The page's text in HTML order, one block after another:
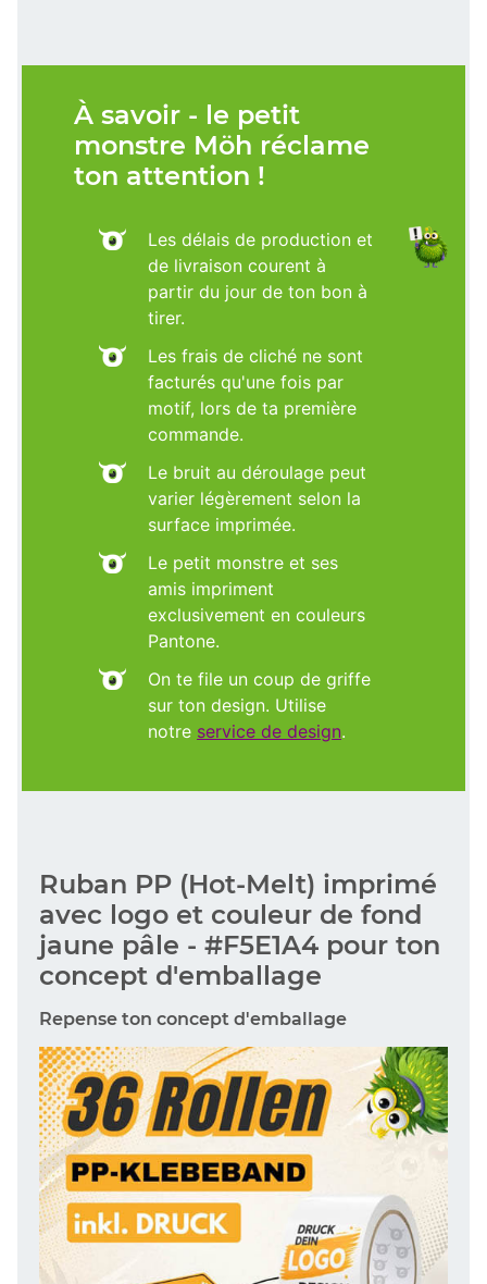
À savoir - le petit
monstre Möh réclame
ton attention !
Les délais de production et
de livraison courent à
partir du jour de ton bon à
tirer.
Les frais de cliché ne sont
facturés qu'une fois par
motif, lors de ta première
commande.
Le bruit au déroulage peut
varier légèrement selon la
surface imprimée.
Le petit monstre et ses
amis impriment
exclusivement en couleurs
Pantone.
On te file un coup de griffe
sur ton design. Utilise
notre service de design.
Ruban PP (Hot-Melt) imprimé
avec logo et couleur de fond
jaune pâle - #F5E1A4 pour ton
concept d'emballage
Repense ton concept d'emballage